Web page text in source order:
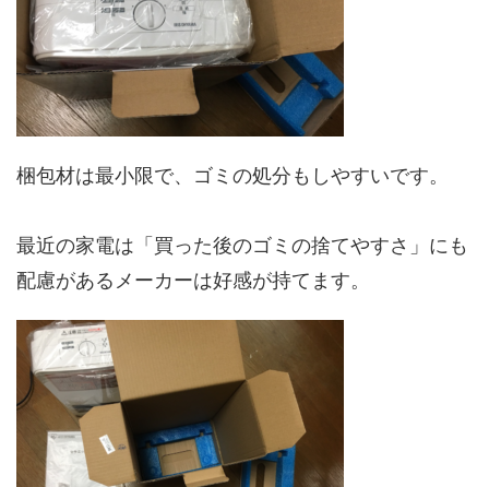
梱包材は最小限で、ゴミの処分もしやすいです。
最近の家電は「買った後のゴミの捨てやすさ」にも
配慮があるメーカーは好感が持てます。